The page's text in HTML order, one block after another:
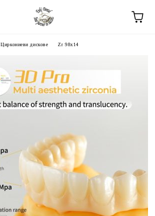
Циркониеви дискове Zr 98x14